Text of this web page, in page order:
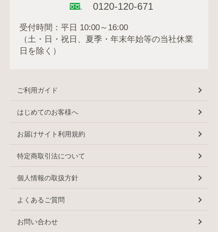
0120-120-671
受付時間：平日 10:00～16:00
（土・日・祝日、夏季・年末年始等の当社休業
日を除く）
ご利用ガイド
はじめてのお客様へ
お届けサイト利用規約
特定商取引法について
個人情報の取扱方針
よくあるご質問
お問い合わせ